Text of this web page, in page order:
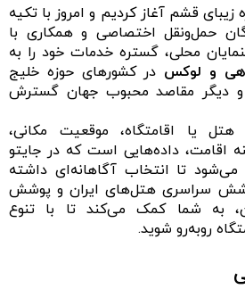
زیبای قشم آغاز کردیم و امروز با تکیه
حمل‌ونقل اختصاصی و همکاری با
محلی، گستره خدمات خود را به
و لوکس در کشورهای حوزه خلیج
و دیگر مقاصد محبوب جهان گسترش
هتل یا اقامتگاه، موقعیت مکانی،
اقامت، داده‌هایی است که در جایتو
تا انتخاب آگاهانه‌ای داشته
سراسری هتل‌های ایران و پوشش
به شما کمک می‌کند تا با تنوع
روبه‌رو شوید.